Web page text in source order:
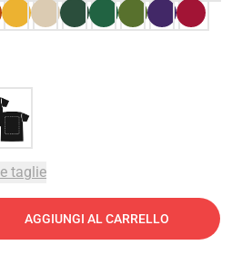
taglie
AGGIUNGI AL CARRELLO